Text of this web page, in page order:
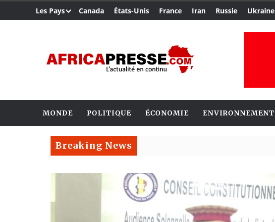
Les Pays Canada États-Unis France Iran Russie Ukraine
MONDE POLITIQUE ÉCONOMIE ENVIRONNEMENT
Breaking News